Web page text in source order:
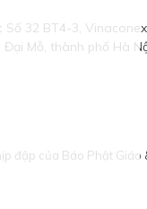
Số 32 BT4-3,
Mỗ, thành phố Hà
đập của Báo Phật Giáo